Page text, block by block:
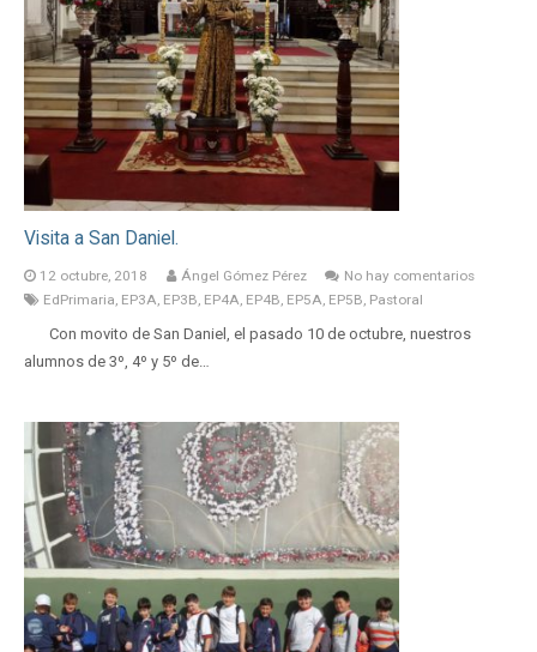
Visita a San Daniel.
12 octubre, 2018 Ángel Gómez Pérez
No hay comentarios
EdPrimaria, EP3A, EP3B, EP4A, EP4B, EP5A, EP5B, Pastoral
Con movito de San Daniel, el pasado 10 de octubre, nuestros
alumnos de 3º, 4º y 5º de…